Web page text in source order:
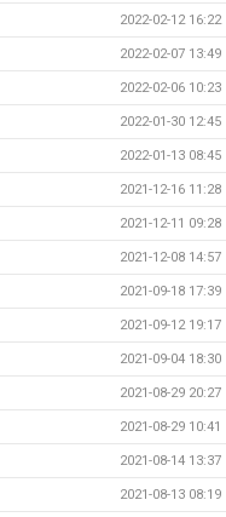
2022-02-12 16:22
2022-02-07 13:49
2022-02-06 10:23
2022-01-30 12:45
2022-01-13 08:45
2021-12-16 11:28
2021-12-11 09:28
2021-12-08 14:57
2021-09-18 17:39
2021-09-12 19:17
2021-09-04 18:30
2021-08-29 20:27
2021-08-29 10:41
2021-08-14 13:37
2021-08-13 08:19